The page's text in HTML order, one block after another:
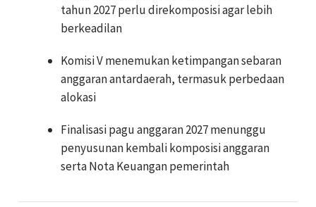
tahun 2027 perlu direkomposisi agar lebih
berkeadilan
Komisi V menemukan ketimpangan sebaran
anggaran antardaerah, termasuk perbedaan
alokasi
Finalisasi pagu anggaran 2027 menunggu
penyusunan kembali komposisi anggaran
serta Nota Keuangan pemerintah